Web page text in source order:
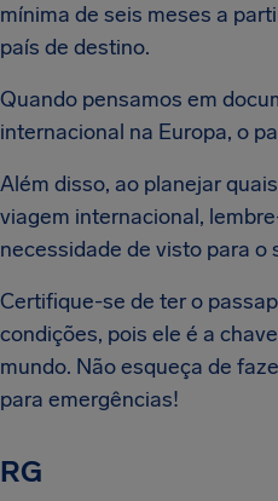
mínima de seis meses a
país de destino.
Quando pensamos em
internacional na Europa, o
Além disso, ao planejar
viagem internacional,
necessidade de visto para o
Certifique-se de ter o
condições, pois ele é a
mundo. Não esqueça de
para emergências!
RG